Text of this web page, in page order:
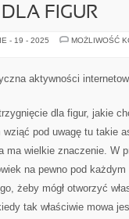
FIGUR
- 19 - 2025
MOŻLIWOŚĆ
aktywności
dla figur, jakie
pod uwagę tu takie
ma wielkie znaczenie. W
na pewno pod
żeby mógł otworzyć
tak właściwie mowa